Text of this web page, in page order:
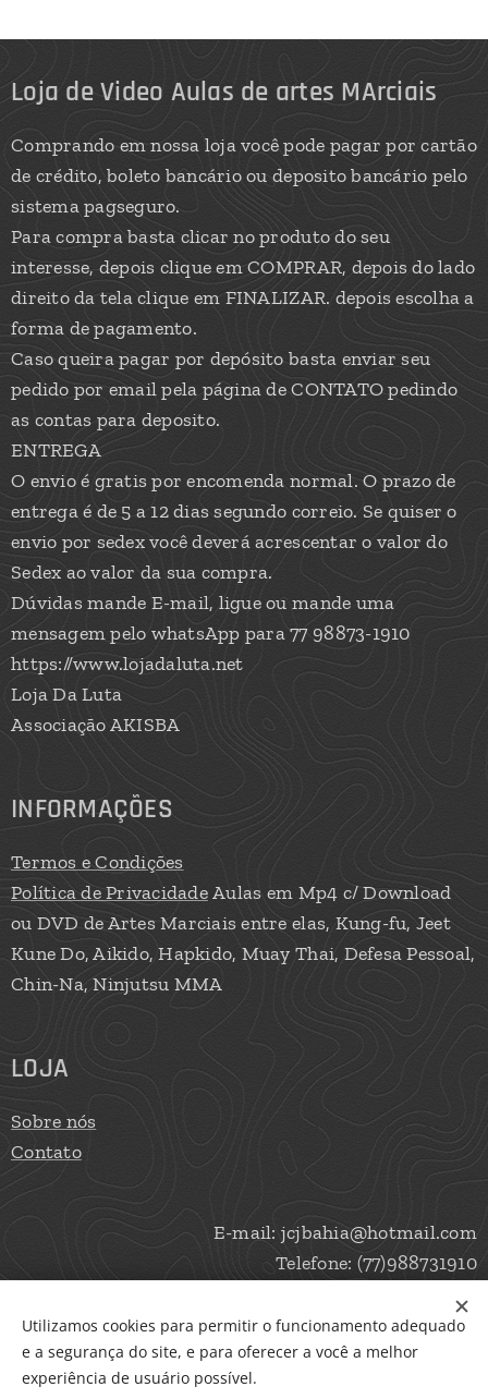
Loja de Video Aulas de artes MArciais
Comprando em nossa loja você pode pagar por cartão
de crédito, boleto bancário ou deposito bancário pelo
sistema pagseguro.
Para compra basta clicar no produto do seu
interesse, depois clique em COMPRAR, depois do lado
direito da tela clique em FINALIZAR. depois escolha a
forma de pagamento.
Caso queira pagar por depósito basta enviar seu
pedido por email pela página de CONTATO pedindo
as contas para deposito.
ENTREGA
O envio é gratis por encomenda normal. O prazo de
entrega é de 5 a 12 dias segundo correio. Se quiser o
envio por sedex você deverá acrescentar o valor do
Sedex ao valor da sua compra.
Dúvidas mande E-mail, ligue ou mande uma
mensagem pelo whatsApp para 77 98873-1910
https://www.lojadaluta.net
Loja Da Luta
Associação AKISBA
INFORMAÇÕES
Termos e Condições
Política de PrivacidadeAulas em Mp4 c/ Download
ou DVD de Artes Marciais entre elas, Kung-fu, Jeet
Kune Do, Aikido, Hapkido, Muay Thai, Defesa Pessoal,
Chin-Na, Ninjutsu MMA
LOJA
Sobre nós
Contato
E-mail: jcjbahia@hotmail.com
Telefone: (77)988731910
Cookies
Utilizamos cookies para permitir o funcionamento adequado
e a segurança do site, e para oferecer a você a melhor
experiência de usuário possível.